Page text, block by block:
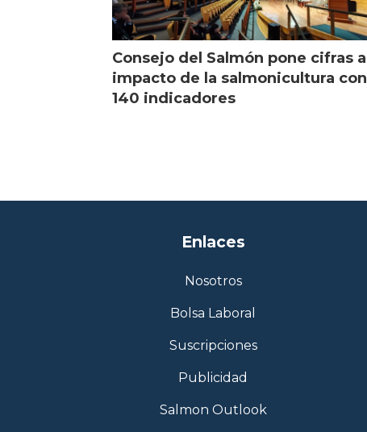
Consejo del Salmón pone cifras al
impacto de la salmonicultura con
140 indicadores
Enlaces
Nosotros
Bolsa Laboral
Suscripciones
Publicidad
Salmon Outlook